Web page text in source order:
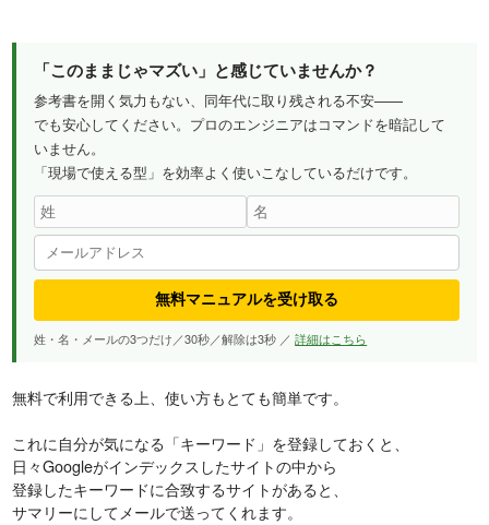
「このままじゃマズい」と感じていませんか？
参考書を開く気力もない、同年代に取り残される不安——
でも安心してください。プロのエンジニアはコマンドを暗記して
いません。
「現場で使える型」を効率よく使いこなしているだけです。
無料マニュアルを受け取る
姓・名・メールの3つだけ／30秒／解除は3秒 ／詳細はこちら
無料で利用できる上、使い方もとても簡単です。
これに自分が気になる「キーワード」を登録しておくと、
日々Googleがインデックスしたサイトの中から
登録したキーワードに合致するサイトがあると、
サマリーにしてメールで送ってくれます。